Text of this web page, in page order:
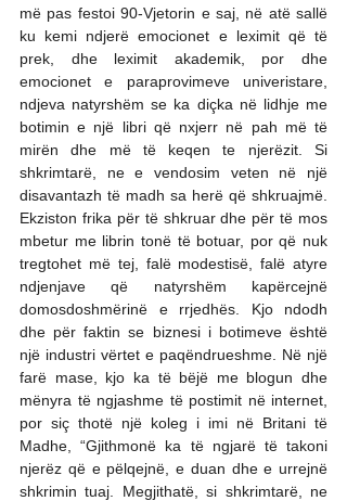
më pas festoi 90-Vjetorin e saj, në atë sallë
ku kemi ndjerë emocionet e leximit që të
prek, dhe leximit akademik, por dhe
emocionet e paraprovimeve univeristare,
ndjeva natyrshëm se ka diçka në lidhje me
botimin e një libri që nxjerr në pah më të
mirën dhe më të keqen te njerëzit. Si
shkrimtarë, ne e vendosim veten në një
disavantazh të madh sa herë që shkruajmë.
Ekziston frika për të shkruar dhe për të mos
mbetur me librin tonë të botuar, por që nuk
tregtohet më tej, falë modestisë, falë atyre
ndjenjave që natyrshëm kapërcejnë
domosdoshmërinë e rrjedhës. Kjo ndodh
dhe për faktin se biznesi i botimeve është
një industri vërtet e paqëndrueshme. Në një
farë mase, kjo ka të bëjë me blogun dhe
mënyra të ngjashme të postimit në internet,
por siç thotë një koleg i imi në Britani të
Madhe, “Gjithmonë ka të ngjarë të takoni
njerëz që e pëlqejnë, e duan dhe e urrejnë
shkrimin tuaj. Megjithatë, si shkrimtarë, ne